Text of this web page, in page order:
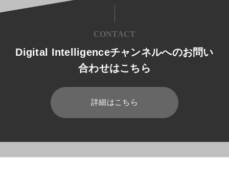
CONTACT
Digital Intelligenceチャンネルへのお問い
合わせはこちら
詳細はこちら